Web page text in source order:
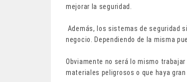
mejorar la seguridad.
Además, los sistemas de seguridad
negocio. Dependiendo de la misma
Obviamente no será lo mismo
materiales peligrosos o que haya